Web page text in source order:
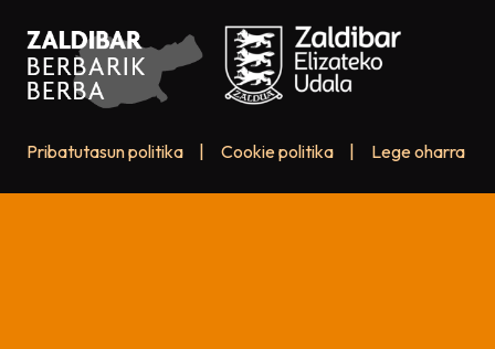
Pribatutasun politika Cookie politika Lege oharra